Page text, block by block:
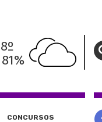
8º
81%
CONCURSOS